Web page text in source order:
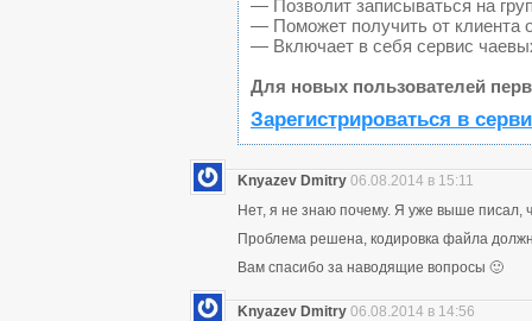
— Позволит записываться на
— Поможет получить от клиента
— Включает в себя сервис
Для новых пользователей
Зарегистрироваться в
Knyazev Dmitry 06.08.2014 в 15:11
Нет, я не знаю почему. Я уже выше писал,
Проблема решена, кодировка файла
Вам спасибо за наводящие вопросы 🙂
Knyazev Dmitry 06.08.2014 в 14:56